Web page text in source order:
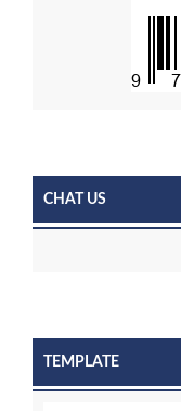
CHAT US
TEMPLATE